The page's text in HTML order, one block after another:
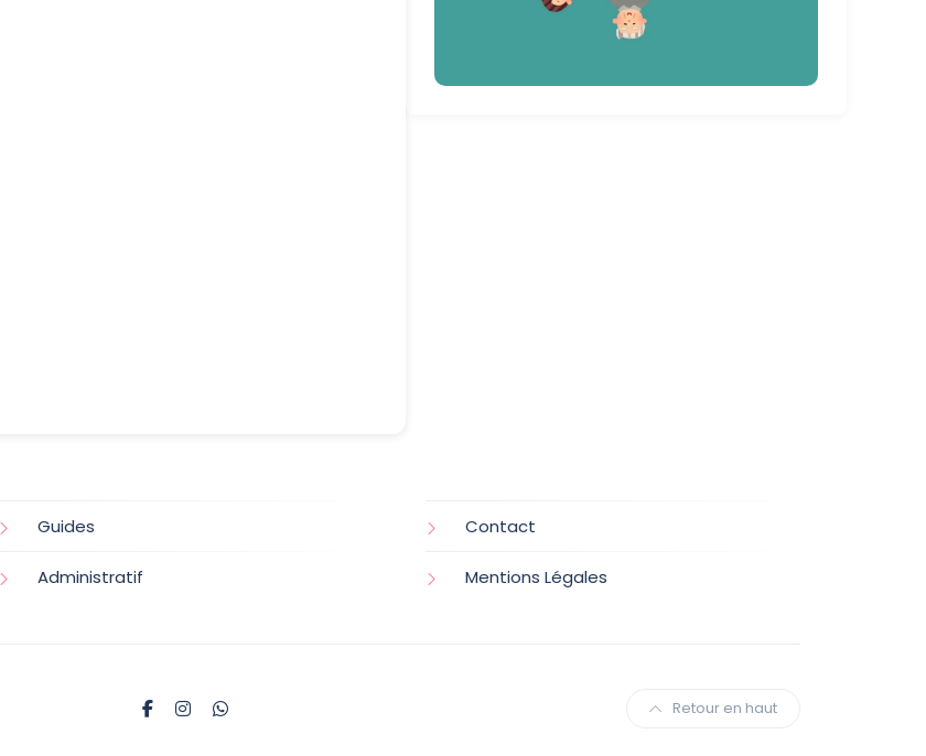
Guides
Administratif
Contact
Mentions Légales
Retour en haut